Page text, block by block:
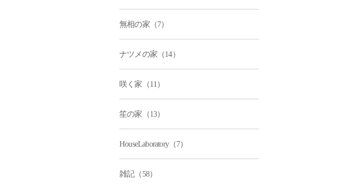
無相の家（7）
ナツメの家（14）
咲く家（11）
笙の家（13）
HouseLaboratory（7）
雑記（58）